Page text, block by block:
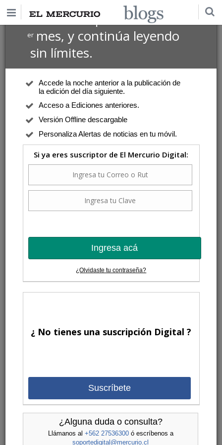
Suscríbete por $1 USD
ermes, y continúa leyendo
sin límites.
Accede la noche anterior a la publicación de
la edición del día siguiente.
Acceso a Ediciones anteriores.
Versión Offline descargable
Personaliza Alertas de noticias en tu móvil.
Si ya eres suscriptor de El Mercurio Digital:
Ingresa acá
¿Olvidaste tu contraseña?
¿ No tienes una suscripción Digital ?
Suscríbete
¿Alguna duda o consulta?
Llámanos al +562 27536300ó escríbenos a
soportedigital@mercurio.cl